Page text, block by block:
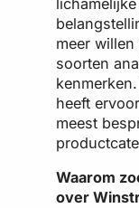
meer
soorten
heeft
meest
Waarom
over